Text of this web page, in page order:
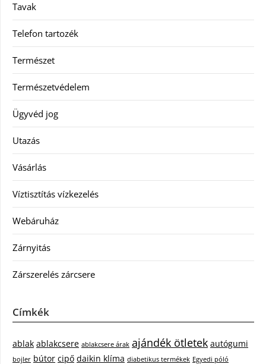
Tavak
Telefon tartozék
Természet
Természetvédelem
Ügyvéd jog
Utazás
Vásárlás
Víztisztítás vízkezelés
Webáruház
Zárnyitás
Zárszerelés zárcsere
Címkék
ablak ablakcsere ablakcsere árak ajándék ötletek autógumi
bojler bútor cipő daikin klíma diabetikus termékek Egyedi póló